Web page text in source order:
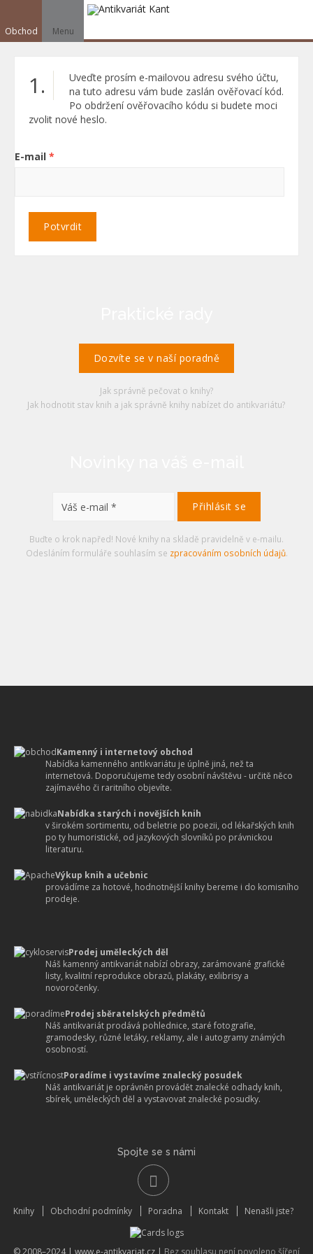
Obchod Menu
Vyhledat
1.
Uveďte prosím e-mailovou adresu svého účtu,
na tuto adresu vám bude zaslán ověřovací kód.
Po obdržení ověřovacího kódu si budete moci
zvolit nové heslo.
E-mail *
Potvrdit
Dozvíte se v naší poradně
Jak správně pečovat o knihy?
Jak hodnotit stav knih a jak správně knihy nabízet do antikvariátu?
Buďte o krok napřed! Nové knihy na skladě pravidelně v e-mailu.
Odesláním formuláře souhlasím se zpracováním osobních údajů.
Kamenný i internetový obchod
Nabídka kamenného antikvariátu je úplně jiná, než ta
internetová. Doporučujeme tedy osobní návštěvu - určitě něco
zajímavého či raritního objevíte.
Nabídka starých i novějších knih
v širokém sortimentu, od beletrie po poezii, od lékařských knih
po ty humoristické, od jazykových slovníků po právnickou
literaturu.
Výkup knih a učebnic
provádíme za hotové, hodnotnější knihy bereme i do komisního
prodeje.
Prodej uměleckých děl
Náš kamenný antikvariát nabízí obrazy, zarámované grafické
listy, kvalitní reprodukce obrazů, plakáty, exlibrisy a
novoročenky.
Prodej sběratelských předmětů
Náš antikvariát prodává pohlednice, staré fotografie,
gramodesky, různé letáky, reklamy, ale i autogramy známých
osobností.
Poradíme i vystavíme znalecký posudek
Náš antikvariát je oprávněn provádět znalecké odhady knih,
sbírek, uměleckých děl a vystavovat znalecké posudky.
Spojte se s námi
Knihy Obchodní podmínky Poradna Kontakt Nenašli jste?